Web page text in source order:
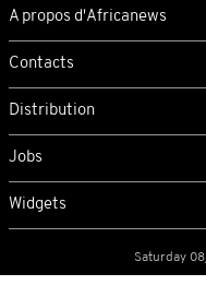
A propos d'Africanews
Contacts
Distribution
Jobs
Widgets
Saturday